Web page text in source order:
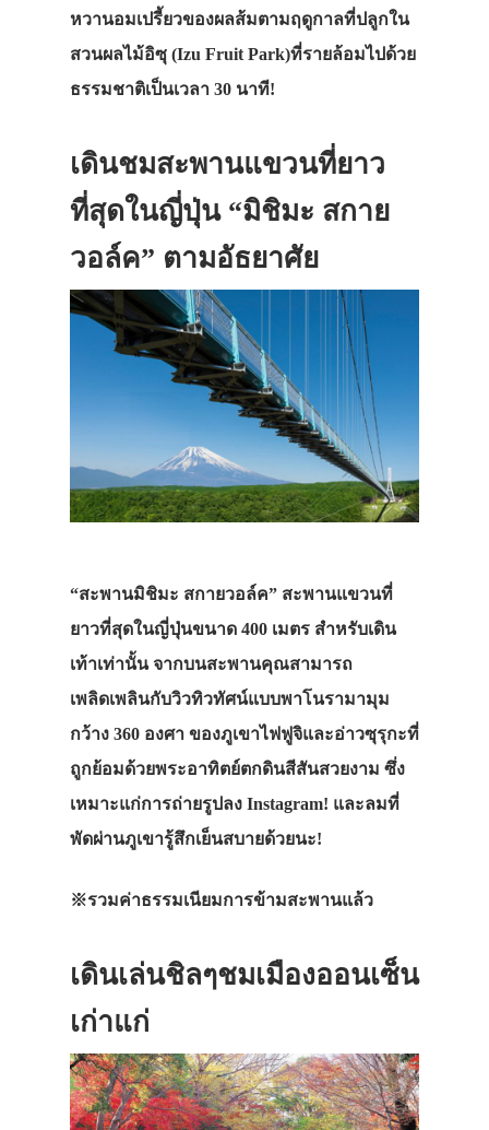
หวานอมเปรี้ยวของผลส้มตามฤดูกาลที่ปลูกใน
สวนผลไม้อิซุ (Izu Fruit Park)ที่รายล้อมไปด้วย
ธรรมชาติเป็นเวลา 30 นาที!
เดินชมสะพานแขวนที่ยาว
ที่สุดในญี่ปุ่น “มิชิมะ สกาย
วอล์ค” ตามอัธยาศัย
“สะพานมิชิมะ สกายวอล์ค” สะพานแขวนที่
ยาวที่สุดในญี่ปุ่นขนาด 400 เมตร สำหรับเดิน
เท้าเท่านั้น จากบนสะพานคุณสามารถ
เพลิดเพลินกับวิวทิวทัศน์แบบพาโนรามามุม
กว้าง 360 องศา ของภูเขาไฟฟูจิและอ่าวซุรุกะที่
ถูกย้อมด้วยพระอาทิตย์ตกดินสีสันสวยงาม ซึ่ง
เหมาะแก่การถ่ายรูปลง Instagram! และลมที่
พัดผ่านภูเขารู้สึกเย็นสบายด้วยนะ!
※รวมค่าธรรมเนียมการข้ามสะพานแล้ว
เดินเล่นชิลๆชมเมืองออนเซ็น
เก่าแก่